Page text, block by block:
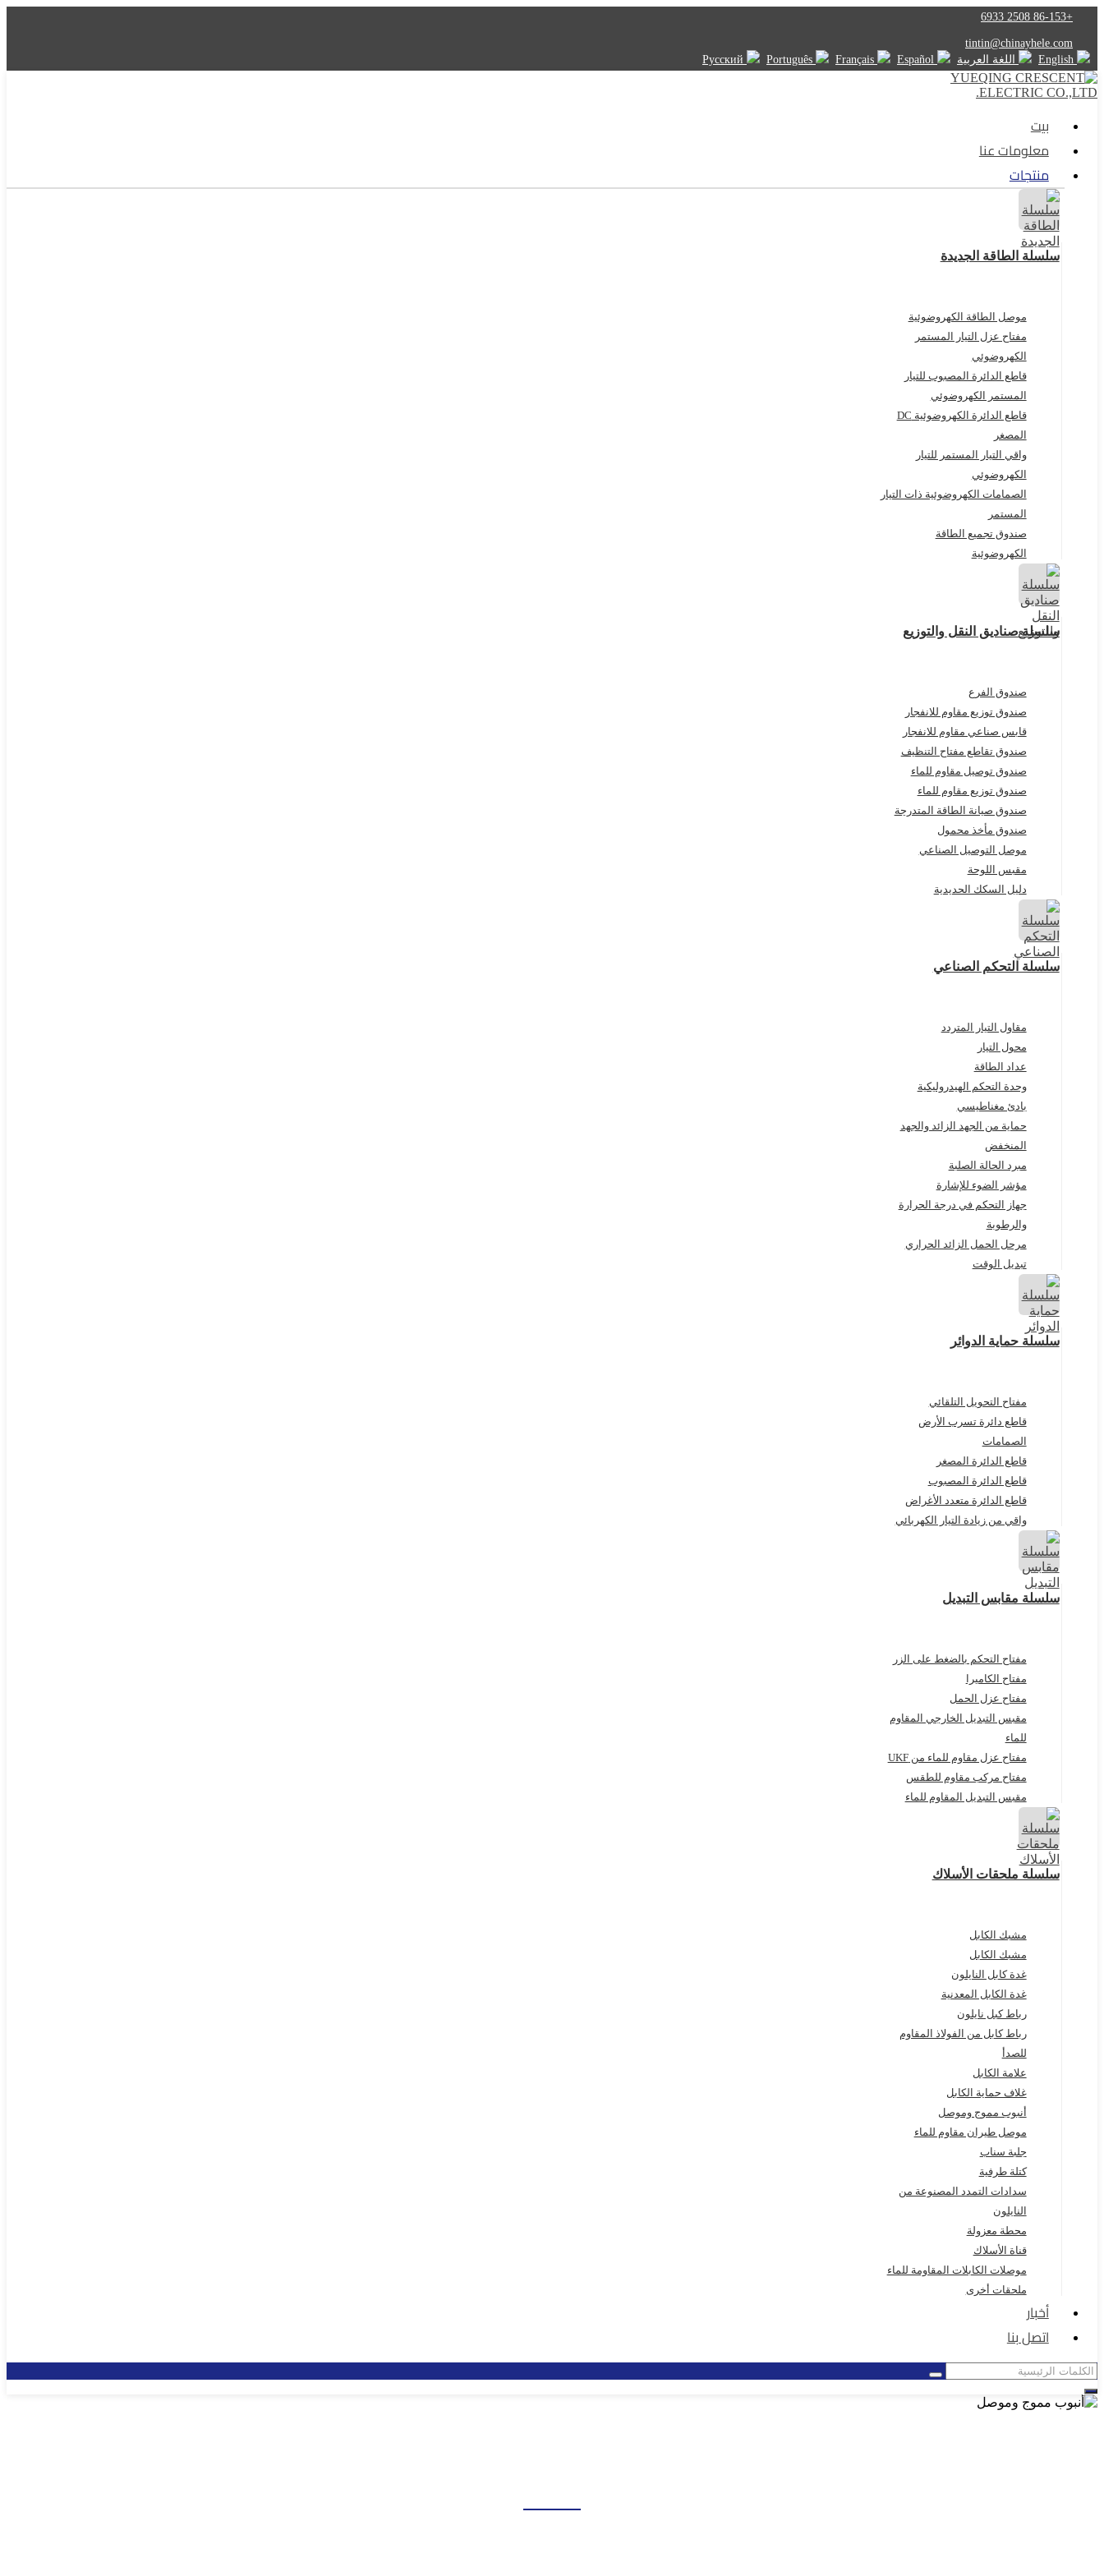
+86-153 2508 6933
tintin@chinayhele.com
اللغة العربية
بيت
معلومات عنا
منتجات
سلسلة الطاقة الجديدة
موصل الطاقة الكهروضوئية
مفتاح عزل التيار المستمر
الكهروضوئي
قاطع الدائرة المصبوب للتيار
المستمر الكهروضوئي
قاطع الدائرة الكهروضوئية DC
المصغر
واقي التيار المستمر للتيار
الكهروضوئي
الصمامات الكهروضوئية ذات التيار
المستمر
صندوق تجميع الطاقة
الكهروضوئية
سلسلة صناديق النقل والتوزيع
صندوق الفرع
صندوق توزيع مقاوم للانفجار
قابس صناعي مقاوم للانفجار
صندوق تقاطع مفتاح التنظيف
صندوق توصيل مقاوم للماء
صندوق توزيع مقاوم للماء
صندوق صيانة الطاقة المتدرجة
صندوق مأخذ محمول
موصل التوصيل الصناعي
مقبس اللوحة
دليل السكك الحديدية
سلسلة التحكم الصناعي
مقاول التيار المتردد
محول التيار
عداد الطاقة
وحدة التحكم الهيدروليكية
بادئ مغناطيسي
حماية من الجهد الزائد والجهد
المنخفض
مبرد الحالة الصلبة
مؤشر الضوء للإشارة
جهاز التحكم في درجة الحرارة
والرطوبة
مرحل الحمل الزائد الحراري
تبديل الوقت
سلسلة حماية الدوائر
مفتاح التحويل التلقائي
قاطع دائرة تسرب الأرض
الصمامات
قاطع الدائرة المصغر
قاطع الدائرة المصبوب
قاطع الدائرة متعدد الأغراض
واقي من زيادة التيار الكهربائي
سلسلة مقابس التبديل
مفتاح التحكم بالضغط على الزر
مفتاح الكاميرا
مفتاح عزل الحمل
مقبس التبديل الخارجي المقاوم
للماء
مفتاح عزل مقاوم للماء من UKF
مفتاح مركب مقاوم للطقس
مقبس التبديل المقاوم للماء
سلسلة ملحقات الأسلاك
مشبك الكابل
مشبك الكابل
غدة كابل النايلون
غدة الكابل المعدنية
رباط كبل نايلون
رباط كابل من الفولاذ المقاوم
للصدأ
علامة الكابل
غلاف حماية الكابل
أنبوب مموج وموصل
موصل طيران مقاوم للماء
جلبة سناب
كتلة طرفية
سدادات التمدد المصنوعة من
النايلون
محطة معزولة
قناة الأسلاك
موصلات الكابلات المقاومة للماء
ملحقات أخرى
أخبار
اتصل بنا